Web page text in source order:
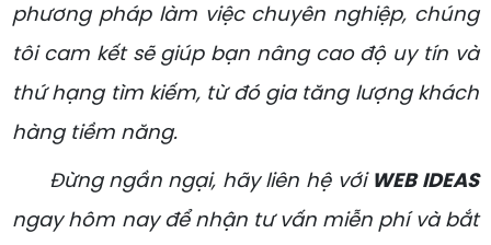
phương pháp làm việc chuyên nghiệp, chúng
tôi cam kết sẽ giúp bạn nâng cao độ uy tín và
thứ hạng tìm kiếm, từ đó gia tăng lượng khách
hàng tiềm năng.
Đừng ngần ngại, hãy liên hệ với WEB IDEAS
ngay hôm nay để nhận tư vấn miễn phí và bắt